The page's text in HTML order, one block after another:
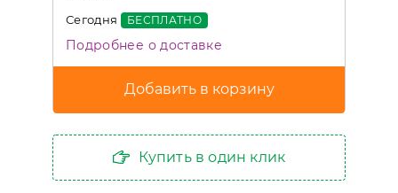
Сегодня БЕСПЛАТНО
Подробнее о доставке
Купить в один клик